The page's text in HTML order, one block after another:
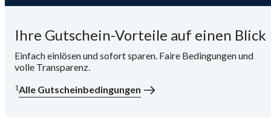
Ihre Gutschein-Vorteile auf einen Blick
Einfach einlösen und sofort sparen. Faire Bedingungen und
volle Transparenz.
1Alle Gutscheinbedingungen